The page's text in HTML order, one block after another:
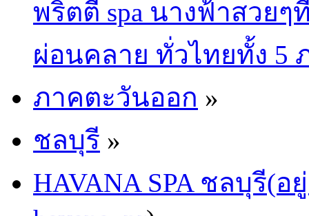
พริตตี้ spa นางฟ้าสวย
ผ่อนคลาย ทั่วไทยทั้ง 5
ภาคตะวันออก »
ชลบุรี »
HAVANA SPA ชลบุรี(